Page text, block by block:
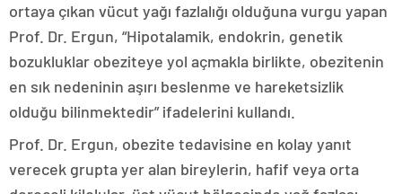
ortaya çıkan vücut yağı fazlalığı olduğuna vurgu yapan
Prof. Dr. Ergun, “Hipotalamik, endokrin, genetik
bozukluklar obeziteye yol açmakla birlikte, obezitenin
en sık nedeninin aşırı beslenme ve hareketsizlik
olduğu bilinmektedir” ifadelerini kullandı.
Prof. Dr. Ergun, obezite tedavisine en kolay yanıt
verecek grupta yer alan bireylerin, hafif veya orta